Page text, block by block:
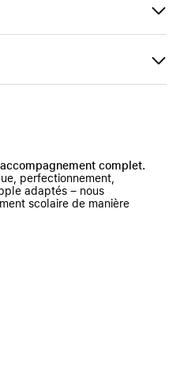
complet.
perfectionnement,
adaptés – nous
scolaire de manière